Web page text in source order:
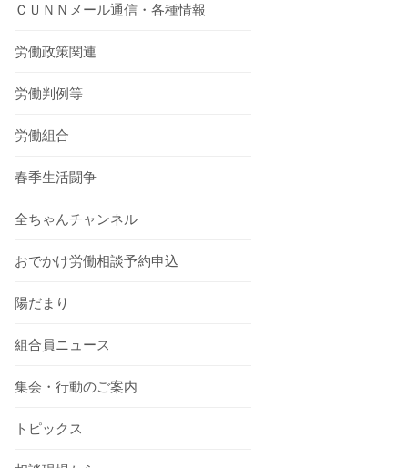
ＣＵＮＮメール通信・各種情報
労働政策関連
労働判例等
労働組合
春季生活闘争
全ちゃんチャンネル
おでかけ労働相談予約申込
陽だまり
組合員ニュース
集会・行動のご案内
トピックス